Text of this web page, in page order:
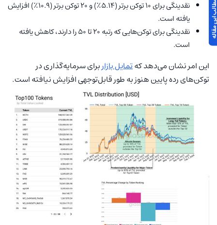
نقدینگی برای ۱۰ توکن برتر (۵.۱۴٪) و ۲۰ توکن برتر (۱۰.۹٪) افزایش
یافته است.
نقدینگی برای توکن‌هایی که رتبه ۲۰ تا ۵۰ را دارند، کاهش یافته
است.
این امر نشان می‌دهد کهتمایل بازاربرای سرمایه‌گذاری در
توکن‌های رده پایین هنوز به طور قابل‌توجهی افزایش نیافته است.